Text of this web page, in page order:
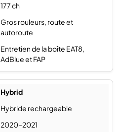
177 ch
Gros rouleurs, route et
autoroute
Entretien de la boîte EAT8,
AdBlue et FAP
Hybrid
Hybride rechargeable
2020–2021